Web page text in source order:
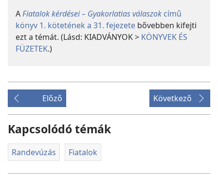
AFiatalok kérdései – Gyakorlatias válaszok című
könyv 1. kötetének a 31. fejezete bővebben kifejti
ezt a témát. (Lásd: KIADVÁNYOK > KÖNYVEK ÉS
FÜZETEK.)
Előző Következő
Kapcsolódó témák
Randevúzás Fiatalok